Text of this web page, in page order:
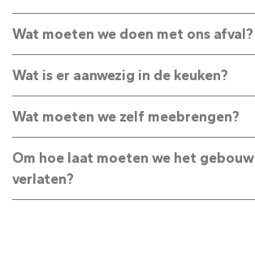
Wat moeten we doen met ons afval?
Wat is er aanwezig in de keuken?
Wat moeten we zelf meebrengen?
Om hoe laat moeten we het gebouw
verlaten?